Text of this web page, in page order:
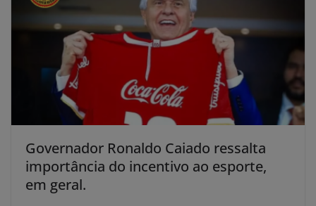
Governador Ronaldo Caiado ressalta
importância do incentivo ao esporte,
em geral.